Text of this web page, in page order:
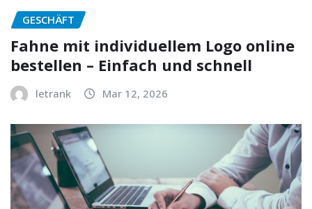
GESCHÄFT
Fahne mit individuellem Logo online
bestellen – Einfach und schnell
letrank Mar 12, 2026